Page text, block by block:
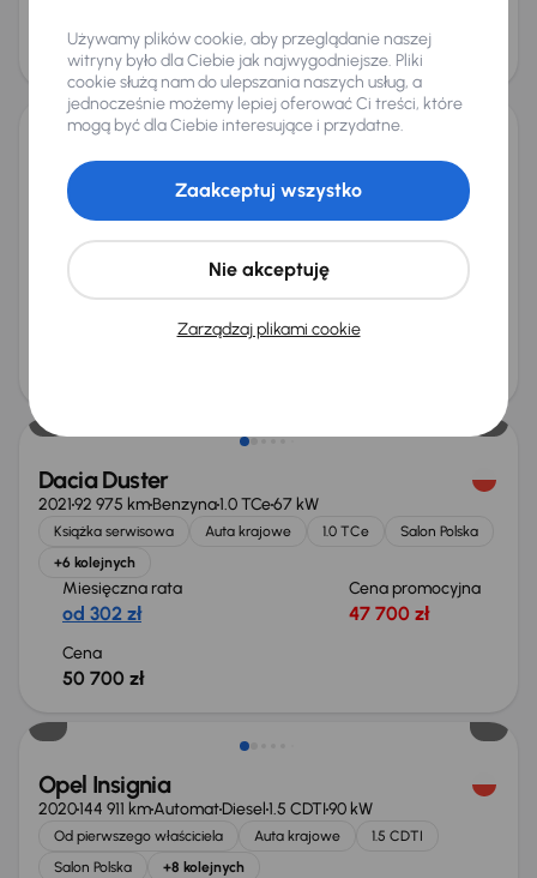
Cena
103 000 zł
Możliwość odliczenia VAT
Dacia Duster
2023 Diesel1.5 Blue dCi85 kW
Od pierwszego właściciela
Salon Polska
+6 kolejnych
od 351 zł 56 000 zł
Najniższa cena z 30 dni przed
Cena po obniżce
Dacia Duster
202192 975 kmBenzyna1.0 TCe67 kW
Książka serwisowa Auta krajowe 1.0 TCe
Salon Polska
+6 kolejnych
Miesięczna rata
od 302 zł
Cena promocyjna
47 700 zł
Cena
50 700 zł
Możliwość odliczenia VAT
Opel Insignia
2020144 911 kmAutomatDiesel1.5 CDTI90 kW
Od pierwszego właściciela Auta krajowe
1.5 CDTI
Salon Polska
+8 kolejnych
Używamy plików cookie, aby przeglądanie naszej
witryny było dla Ciebie jak najwygodniejsze. Pliki
cookie służą nam do ulepszania naszych usług, a
jednocześnie możemy lepiej oferować Ci treści, które
mogą być dla Ciebie interesujące i przydatne.
Zarządzaj plikami cookie
Nie akceptuję
Zaakceptuj wszystko